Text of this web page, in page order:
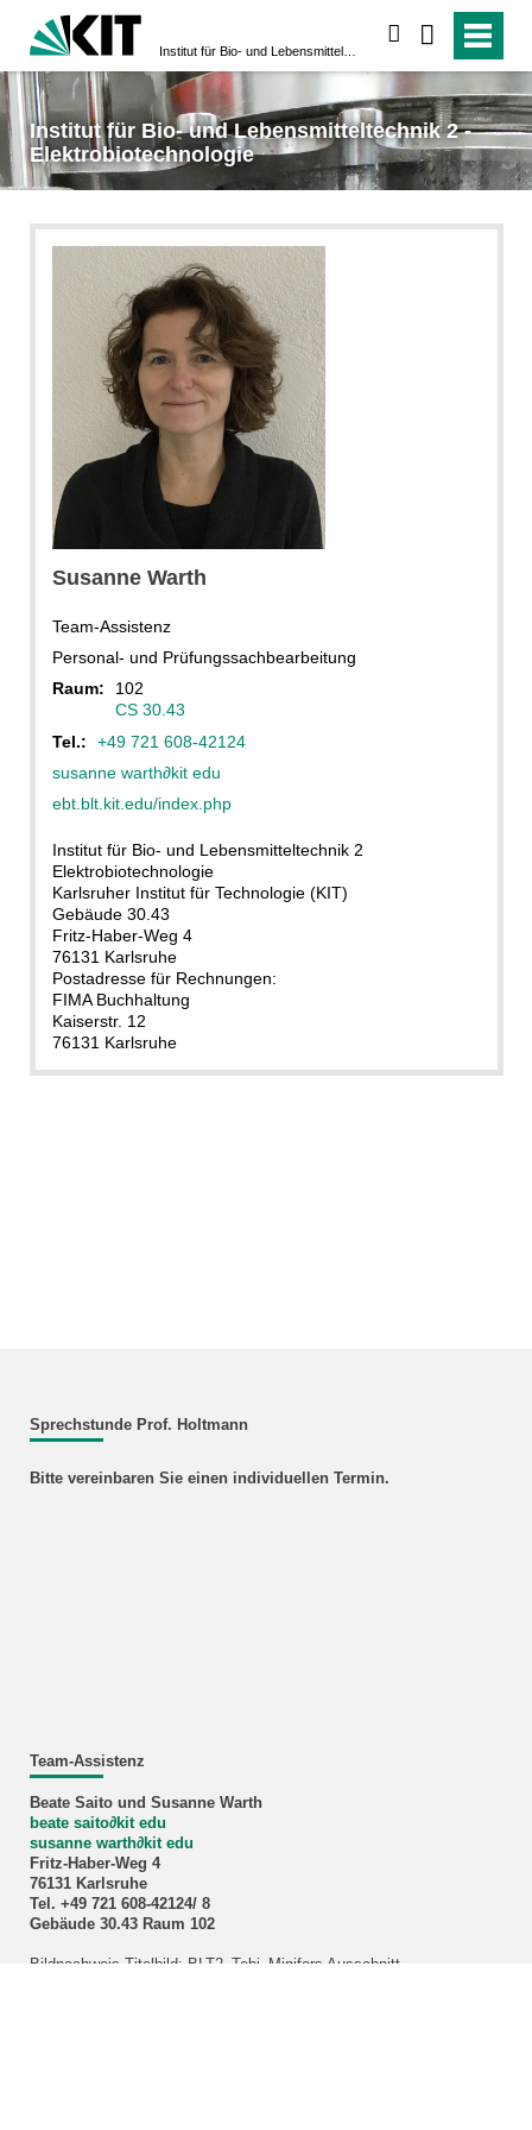
Institut für Bio- und Lebensmitteltechnik 2 -
Elektrobiotechnologie
Susanne Warth
Team-Assistenz
Personal- und Prüfungssachbearbeitung
Raum:
102
CS 30.43
Tel.:
+49 721 608-42124
susanne warth∂kit edu
ebt.blt.kit.edu/index.php
Institut für Bio- und Lebensmitteltechnik 2
Elektrobiotechnologie
Karlsruher Institut für Technologie (KIT)
Gebäude 30.43
Fritz-Haber-Weg 4
76131 Karlsruhe
Postadresse für Rechnungen:
FIMA Buchhaltung
Kaiserstr. 12
76131 Karlsruhe
Sprechstunde Prof. Holtmann
Bitte vereinbaren Sie einen individuellen Termin.
Team-Assistenz
Beate Saito und Susanne Warth
beate saito∂kit edu
susanne warth∂kit edu
Fritz-Haber-Weg 4
76131 Karlsruhe
Tel. +49 721 608-42124/ 8
Gebäude 30.43 Raum 102
Bildnachweis Titelbild: BLT2_Tebi_Minifors Ausschnitt